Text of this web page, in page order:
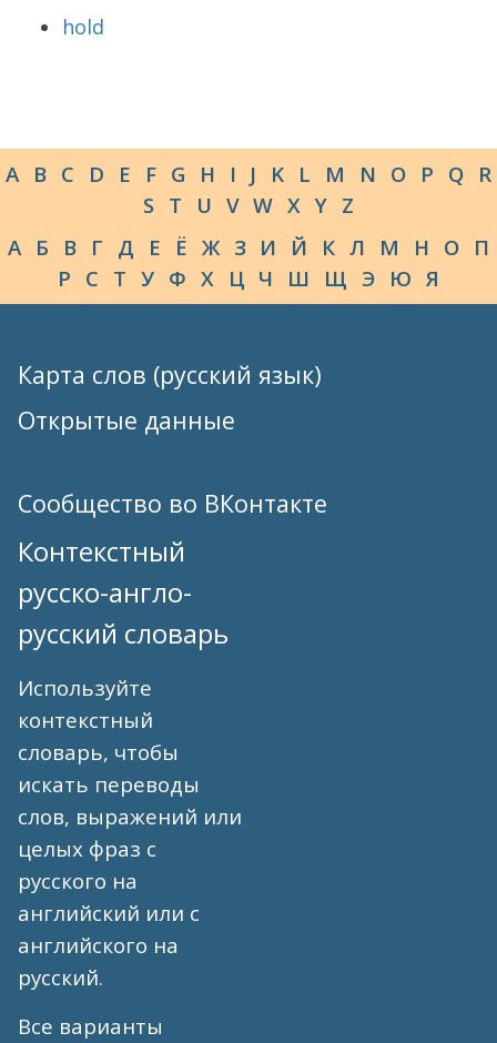
hold
A B C D E F G H I J K L M N O P Q R
S T U V W X Y Z
А Б В Г Д Е Ё Ж З И Й К Л М Н О П
Р С Т У Ф Х Ц Ч Ш Щ Э Ю Я
Карта слов (русский язык)
Открытые данные
Сообщество во ВКонтакте
Контекстный
русско-англо-
русский словарь
Используйте
контекстный
словарь, чтобы
искать переводы
слов, выражений или
целых фраз с
русского на
английский или с
английского на
русский.
Все варианты